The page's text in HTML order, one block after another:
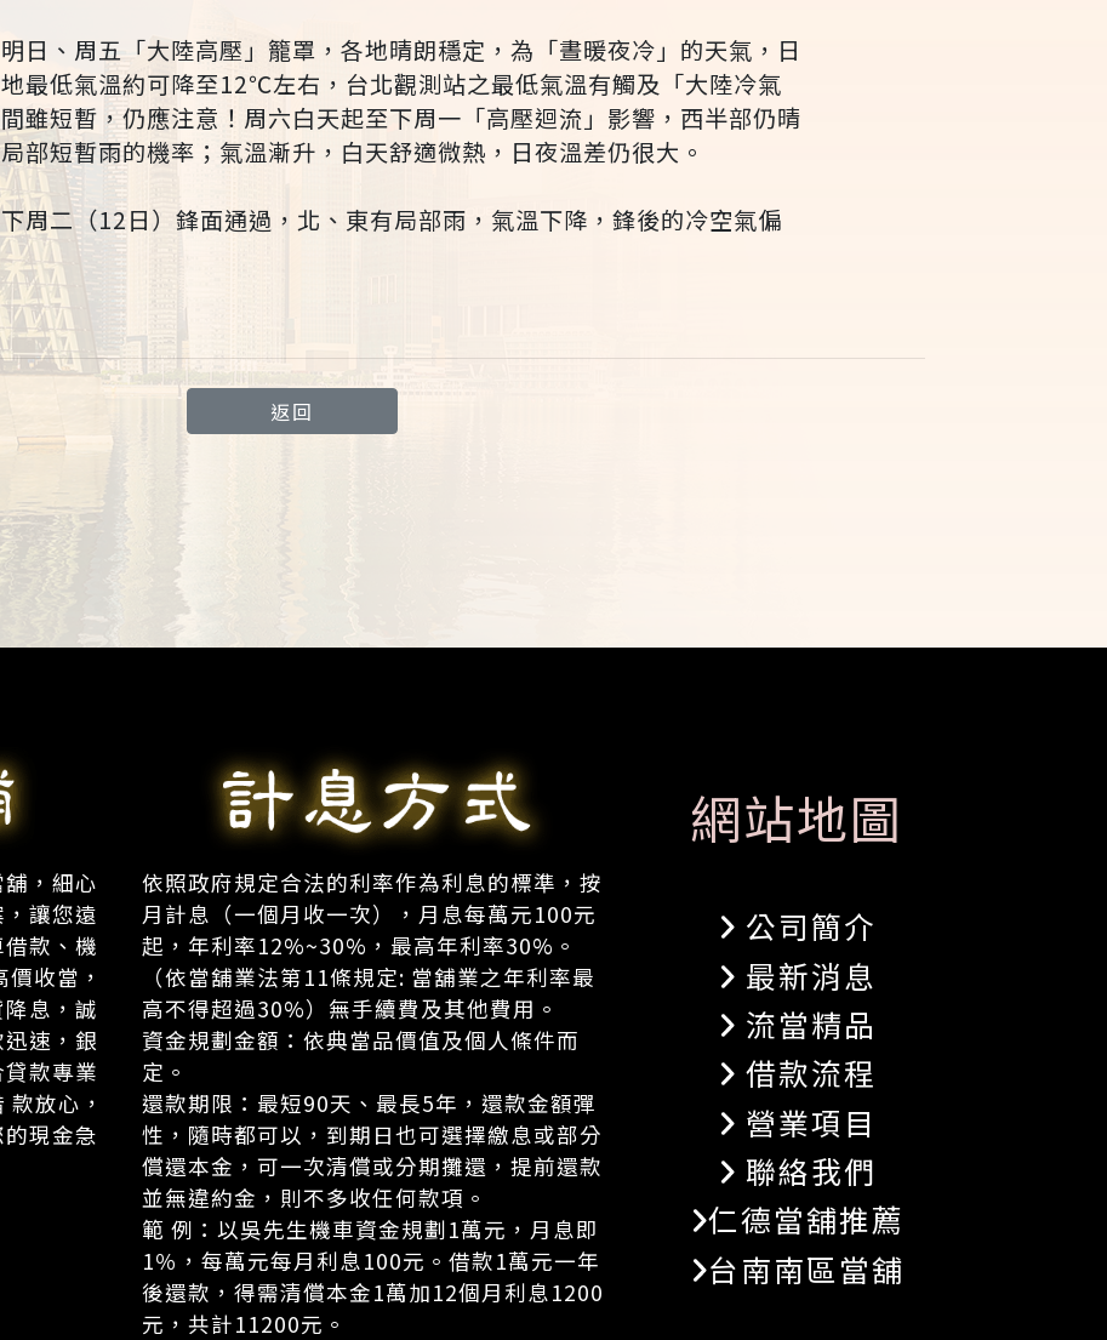
日、周五「大陸高壓」籠罩，各地晴朗穩定，為「晝暖夜冷」的天氣，日
最低氣溫約可降至12℃左右，台北觀測站之最低氣溫有觸及「大陸冷氣
雖短暫，仍應注意！周六白天起至下周一「高壓迴流」影響，西半部仍晴
部短暫雨的機率；氣溫漸升，白天舒適微熱，日夜溫差仍很大。
周二（12日）鋒面通過，北、東有局部雨，氣溫下降，鋒後的冷空氣偏
返回
，細心
讓您遠
款、機
收當，
息，誠
速，銀
款專業
放心，
現金急
依照政府規定合法的利率作為利息的標準，按
月計息（一個月收一次），月息每萬元100元
起，年利率12%~30%，最高年利率30%。
（依當舖業法第11條規定: 當舖業之年利率最
高不得超過30%）無手續費及其他費用。
資金規劃金額：依典當品價值及個人條件而
定。
還款期限：最短90天、最長5年，還款金額彈
性，隨時都可以，到期日也可選擇繳息或部分
償還本金，可一次清償或分期攤還，提前還款
並無違約金，則不多收任何款項。
範 例：以吳先生機車資金規劃1萬元，月息即
1％，每萬元每月利息100元。借款1萬元一年
後還款，得需清償本金1萬加12個月利息1200
元，共計11200元。
網站地圖
公司簡介
最新消息
流當精品
借款流程
營業項目
聯絡我們
仁德當舖推薦
台南南區當舖